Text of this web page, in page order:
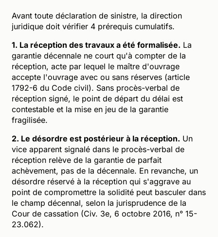
Avant toute déclaration de sinistre, la direction
juridique doit vérifier 4 prérequis cumulatifs.
1. La réception des travaux a été formalisée. La
garantie décennale ne court qu'à compter de la
réception, acte par lequel le maître d'ouvrage
accepte l'ouvrage avec ou sans réserves (article
1792-6 du Code civil). Sans procès-verbal de
réception signé, le point de départ du délai est
contestable et la mise en jeu de la garantie
fragilisée.
2. Le désordre est postérieur à la réception. Un
vice apparent signalé dans le procès-verbal de
réception relève de la garantie de parfait
achèvement, pas de la décennale. En revanche, un
désordre réservé à la réception qui s'aggrave au
point de compromettre la solidité peut basculer dans
le champ décennal, selon la jurisprudence de la
Cour de cassation (Civ. 3e, 6 octobre 2016, n° 15-
23.062).